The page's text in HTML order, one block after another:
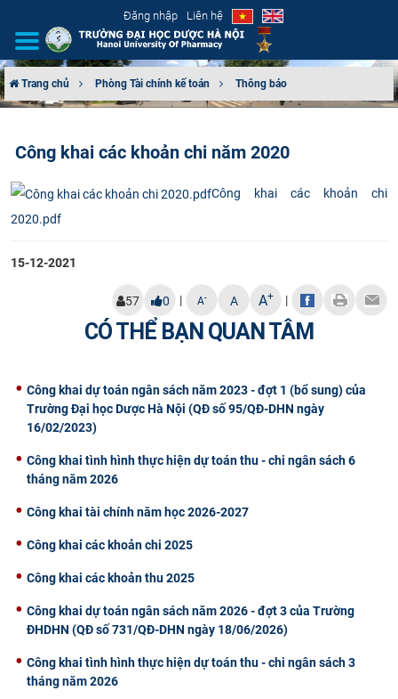
Đăng nhập Liên hệ
CƠ CẤU TỔ CHỨC
TUYỂN SINH
ĐẢM BẢO CHẤT LƯỢNG
KHOA HỌC CÔNG NGHỆ
CỰU NGƯỜI HỌC
Trang chủ Phòng Tài chính kế toán Thông báo
Công khai các khoản chi năm 2020
Công khai các khoản chi
2020.pdf
15-12-2021
57 0 | A- A A+ |
CÓ THỂ BẠN QUAN TÂM
Công khai dự toán ngân sách năm 2023 - đợt 1 (bổ sung) của
Trường Đại học Dược Hà Nội (QĐ số 95/QĐ-DHN ngày
16/02/2023)
Công khai tình hình thực hiện dự toán thu - chi ngân sách 6
tháng năm 2026
Công khai tài chính năm học 2026-2027
Công khai các khoản chi 2025
Công khai các khoản thu 2025
Công khai dự toán ngân sách năm 2026 - đợt 3 của Trường
ĐHDHN (QĐ số 731/QĐ-DHN ngày 18/06/2026)
Công khai tình hình thực hiện dự toán thu - chi ngân sách 3
tháng năm 2026